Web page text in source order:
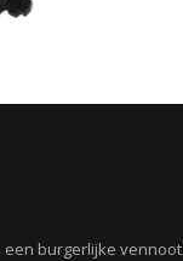
een burgerlijke